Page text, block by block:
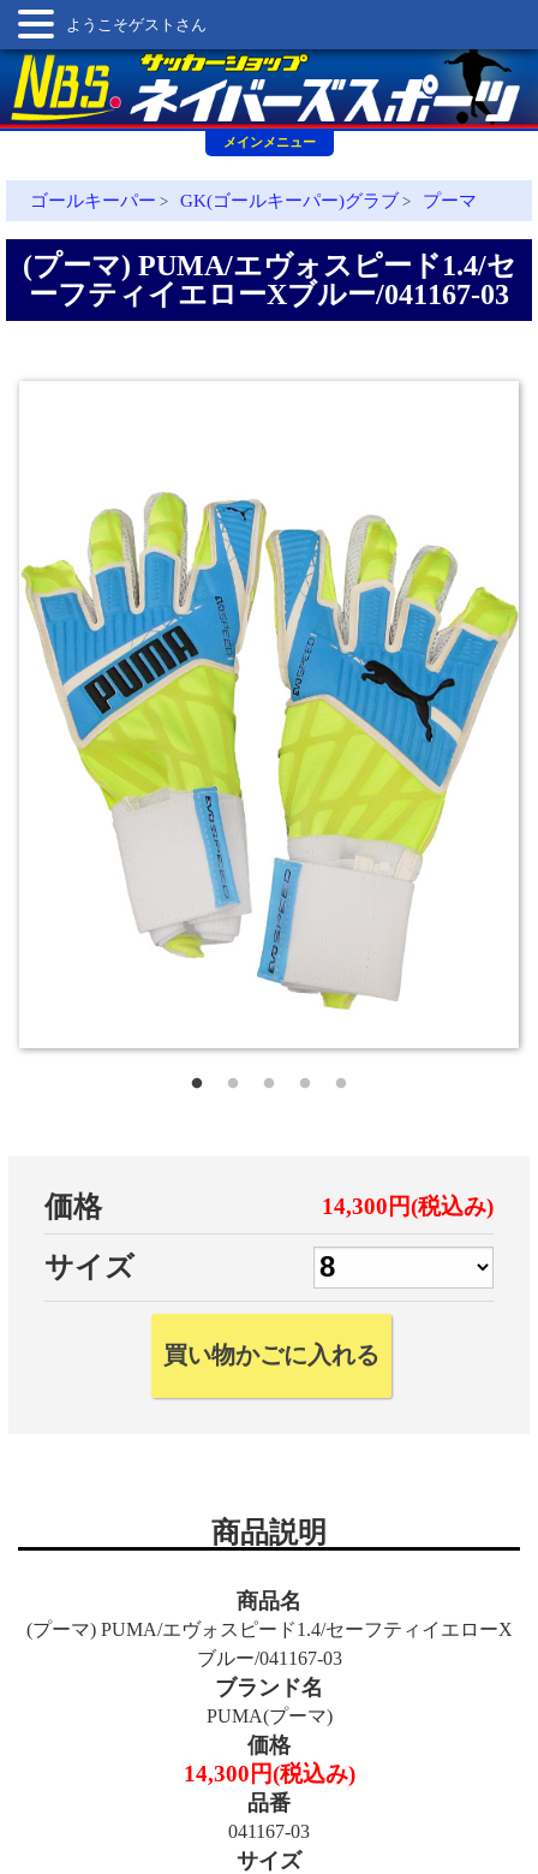
メインメニュー
ようこそゲストさん
ゴールキーパー > GK(ゴールキーパー)グラブ > プーマ
(プーマ) PUMA/エヴォスピード1.4/セ
ーフティイエローXブルー/041167-03
価格 14,300円(税込み)
サイズ
商品説明
商品名
(プーマ) PUMA/エヴォスピード1.4/セーフティイエローX
ブルー/041167-03
ブランド名
PUMA(プーマ)
価格
14,300円(税込み)
品番
041167-03
サイズ